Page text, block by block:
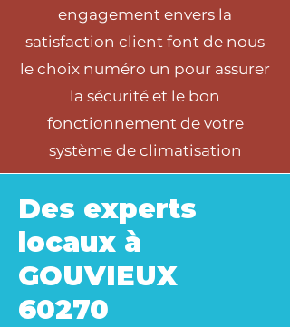
engagement envers la
satisfaction client font de nous
le choix numéro un pour assurer
la sécurité et le bon
fonctionnement de votre
système de climatisation
Des experts
locaux à
GOUVIEUX
60270